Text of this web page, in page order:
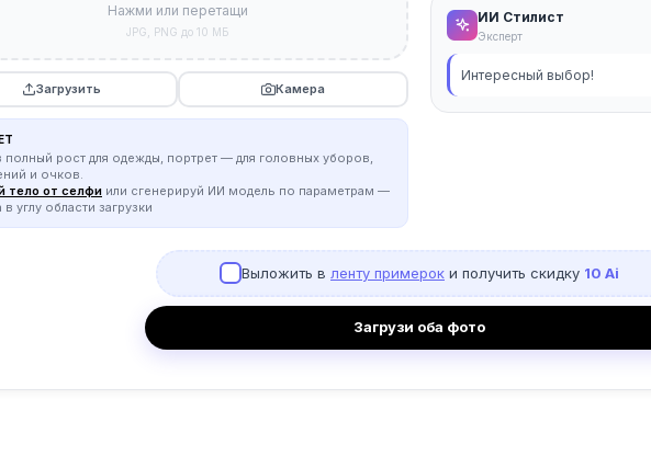
Нажми или перетащи
JPG, PNG до 10 МБ
Загрузить Камера
полный рост для одежды, портрет — для головных уборов,
и очков.
тело от селфи или сгенерируй ИИ модель по параметрам —
в углу области загрузки
ИИ Стилист
Эксперт
Интересный выбор!
Выложить в ленту примерок и получить скидку 10 Ai
Загрузи оба фото